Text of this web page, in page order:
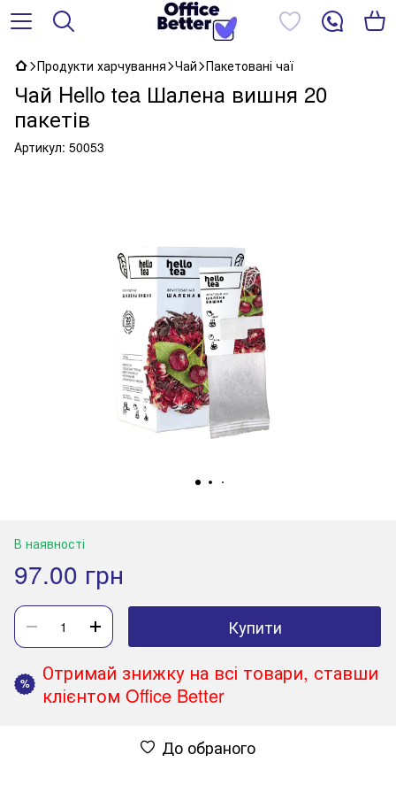
Продукти харчування Чай Пакетовані чаї
Чай Hello tea Шалена вишня 20
пакетів
Артикул: 50053
В наявності
97.00 грн
Купити
%
Отримай знижку на всі товари, ставши
клієнтом Office Better
До обраного